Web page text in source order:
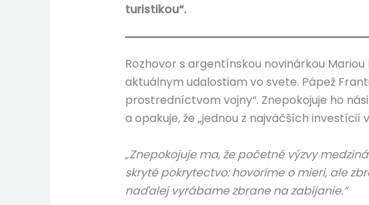
turistikou“.
Rozhovor s argentínskou novinárkou
aktuálnym udalostiam vo svete. Pápež
prostredníctvom vojny“. Znepokojuje ho
a opakuje, že „jednou z najväčších investícií
„Znepokojuje ma, že početné výzvy
skryté pokrytectvo: hovoríme o mieri, ale
naďalej vyrábame zbrane na zabíjanie.“